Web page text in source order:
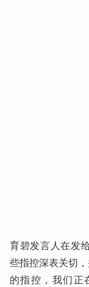
育碧发言人在发
些指控深表关切
的指控，我们正